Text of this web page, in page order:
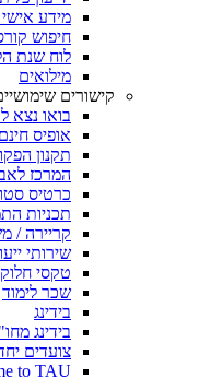
מידע
חיפוש
לוח שנת
מילואים
קישורים
בואו נצא
אופיס
תקנון
המרכז
כרטיס
תכניות
קריירה /
שירותי
טקסי
שכר לימוד
בידינג
בידינג
צועדים
to TAU